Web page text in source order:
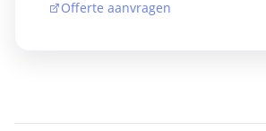
Offerte aanvragen